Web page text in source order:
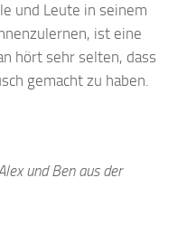
und Leute in seinem
ist eine
hört sehr selten, dass
gemacht zu haben.
und Ben aus der